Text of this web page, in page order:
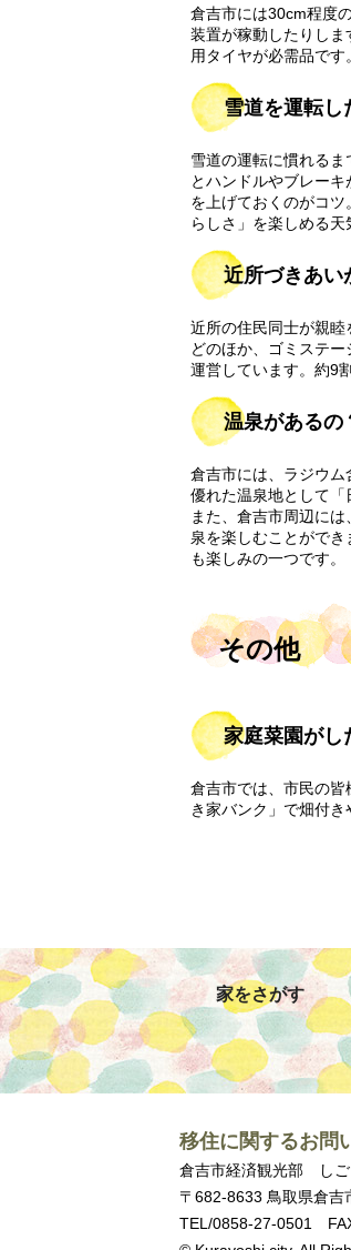
倉吉市には30cm程度
装置が稼動したりし
用タイヤが必需品です。
雪道を運転し
雪道の運転に慣れる
とハンドルやブレー
を上げておくのがコ
らしさ」を楽しめる天
近所づきあい
近所の住民同士が親
どのほか、ゴミステ
運営しています。約9
温泉があるの
倉吉市には、ラジウ
優れた温泉地として「
また、倉吉市周辺に
泉を楽しむことがで
も楽しみの一つです。
その他
家庭菜園がし
倉吉市では、市民の
き家バンク」で畑付き
家をさがす
移住に関するお問
倉吉市経済観光部 しご
〒682-8633 鳥取県倉吉
TEL/0858-27-0501